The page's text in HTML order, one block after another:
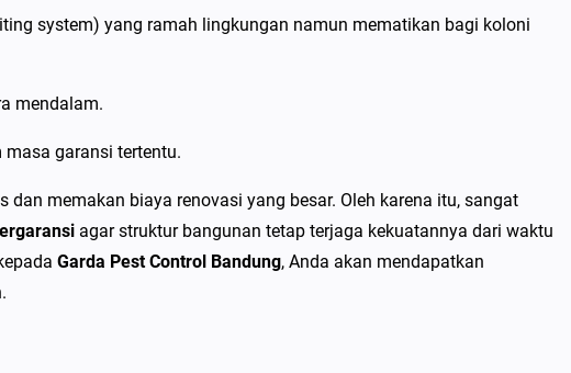
system) yang ramah lingkungan namun mematikan bagi koloni
mendalam.
garansi tertentu.
memakan biaya renovasi yang besar. Oleh karena itu, sangat
agar struktur bangunan tetap terjaga kekuatannya dari waktu
Garda Pest Control Bandung, Anda akan mendapatkan